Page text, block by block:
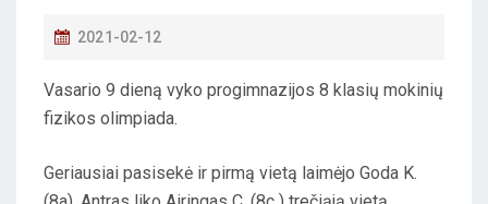
P
S
T
2021-02-12
Vasario 9 dieną vyko progimnazijos 8 klasių mokinių
fizikos olimpiada.
Geriausiai pasisekė ir pirmą vietą laimėjo Goda K.